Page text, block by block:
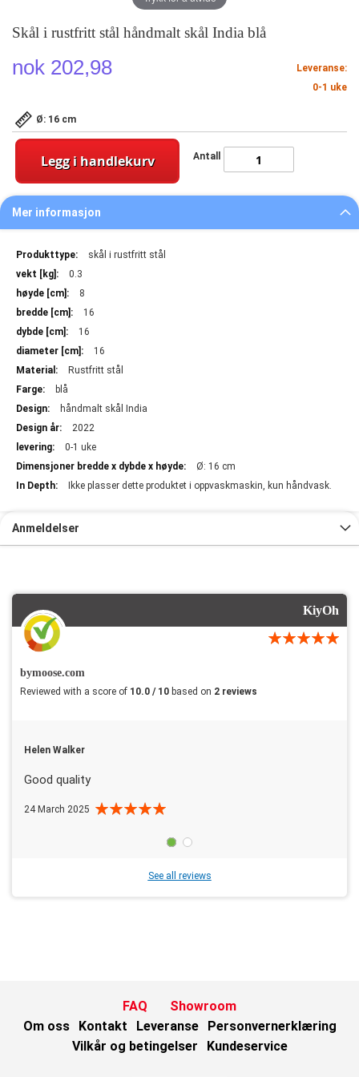
Skål i rustfritt stål håndmalt skål India blå
nok 202,98
Leveranse:
0-1 uke
Ø: 16 cm
Antall
Legg i handlekurv
Mer informasjon
Mer
informasjon
skål i rustfritt stål
0.3
8
16
16
16
Rustfritt stål
blå
håndmalt skål India
2022
0-1 uke
Ø: 16 cm
Ikke plasser dette produktet i oppvaskmaskin, kun håndvask.
Anmeldelser
KiyOh
bymoose.com
Reviewed with a score of 10.0 / 10 based on 2 reviews
Helen Walker
Good quality
24 March 2025
See all reviews
FAQ
Showroom
Om oss
Kontakt Leveranse
Personvernerklæring
Vilkår og betingelser
Kundeservice